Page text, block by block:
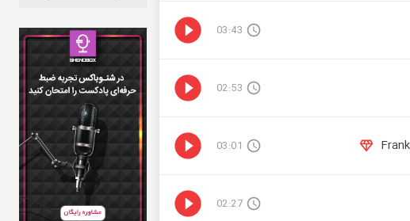
03:43
02:53
03:01
02:27